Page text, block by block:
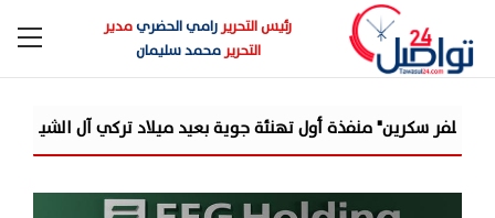
رئيس التحريررامي الحضريمدير
التحريرمحمد سليمان
جوية بعيد ميلاد تركي آل الشيخ وصاحب... «مرصد الذهب»: